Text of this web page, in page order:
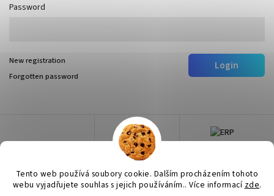
Tento web používá soubory cookie. Dalším procházením tohoto
webu vyjadřujete souhlas s jejich používáním.. Více informací zde.
Password
Login
New registration
Forgotten password